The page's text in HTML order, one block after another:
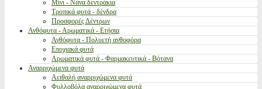
Μίνι - Νάνα δεντράκια
Τροπικά φυτά - δένδρα
Προσφορές Δέντρων
Ανθόφυτα - Αρωματικά - Ετήσια
Ανθόφυτα - Πολυετή ανθοφόρα
Εποχιακά φυτά
Αρωματικά φυτά - Φαρμακευτικά - Βότανα
Αναρριχώμενα φυτά
Αειθαλή αναρριχώμενα φυτά
Φυλλοβόλα αναρριχώμενα φυτά